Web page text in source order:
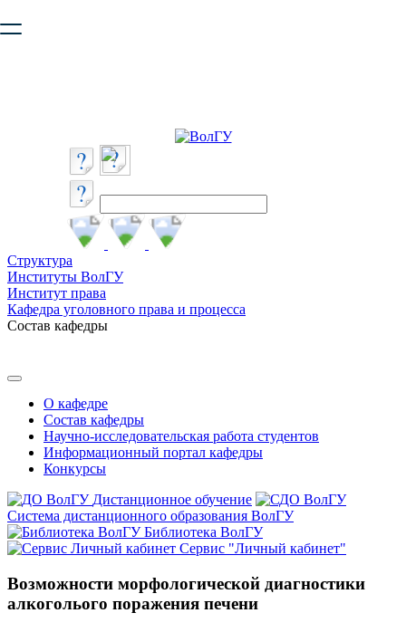
безопасную работу с сайтом. Пожалуйста
Структура
Институты ВолГУ
Институт права
Кафедра уголовного права и процесса
Состав кафедры
О кафедре
Состав кафедры
Научно-исследовательская работа студентов
Информационный портал кафедры
Конкурсы
Дистанционное обучение
Система дистанционного образования ВолГУ
Библиотека ВолГУ
Сервис "Личный кабинет"
Возможности морфологической диагностики
алкоголього поражения печени